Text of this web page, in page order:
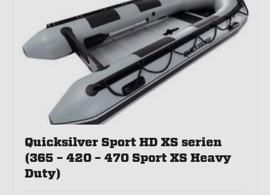
Quicksilver Sport HD XS serien
(365 – 420 – 470 Sport XS Heavy
Duty)